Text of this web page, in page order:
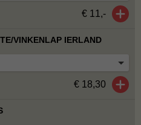
€ 11,-
VINKENLAP IERLAND
€ 18,30